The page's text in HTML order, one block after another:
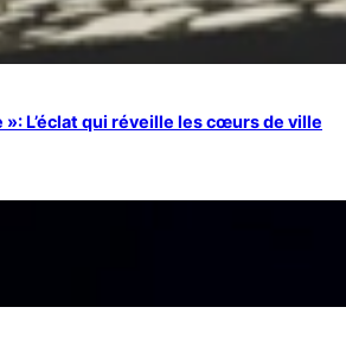
L’éclat qui réveille les cœurs de ville